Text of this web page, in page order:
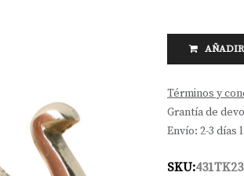
Términos y
Grantía de
Envío: 2-3 días
SKU: